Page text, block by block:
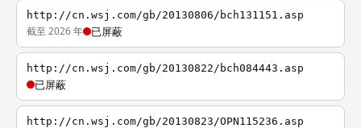
http://cn.wsj.com/gb/20130806/bch131151.asp
截至 2026 年 已屏蔽
http://cn.wsj.com/gb/20130822/bch084443.asp
已屏蔽
http://cn.wsj.com/gb/20130823/OPN115236.asp